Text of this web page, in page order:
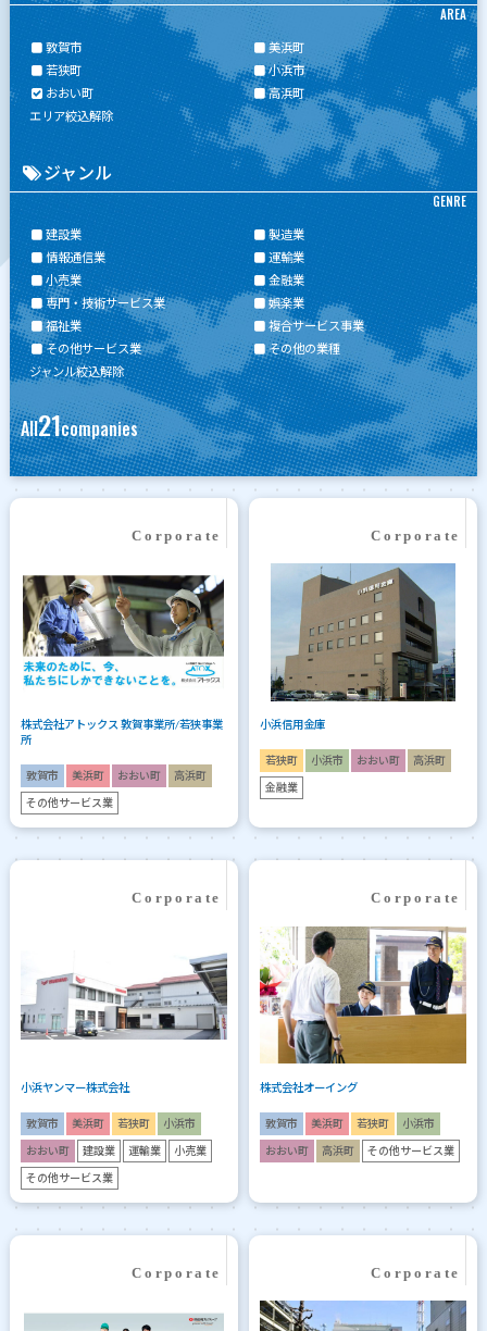
AREA
敦賀市
美浜町
若狭町
小浜市
おおい町
高浜町
エリア絞込解除
ジャンル
GENRE
建設業
製造業
情報通信業
運輸業
小売業
金融業
専門・技術サービス業
娯楽業
福祉業
複合サービス事業
その他サービス業
その他の業種
ジャンル絞込解除
All21companies
株式会社アトックス 敦賀事業所/若狭事業
所
敦賀市 美浜町 おおい町 高浜町
その他サービス業
小浜信用金庫
若狭町 小浜市 おおい町 高浜町
金融業
小浜ヤンマー株式会社
敦賀市 美浜町 若狭町 小浜市
おおい町 建設業 運輸業 小売業
その他サービス業
株式会社オーイング
敦賀市 美浜町 若狭町 小浜市
おおい町 高浜町 その他サービス業